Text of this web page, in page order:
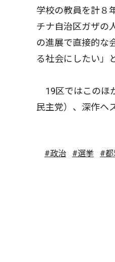
学校の教員を計８
チナ自治区ガザの
の進展で直接的な
る社会にしたい」
19区ではこのほ
民主党）、深作ヘ
#政治 #選挙 #都